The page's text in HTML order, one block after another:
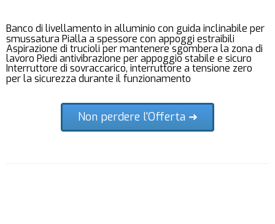
Banco di livellamento in alluminio con guida inclinabile per
smussatura Pialla a spessore con appoggi estraibili
Aspirazione di trucioli per mantenere sgombera la zona di
lavoro Piedi antivibrazione per appoggio stabile e sicuro
Interruttore di sovraccarico, interruttore a tensione zero
per la sicurezza durante il funzionamento
Non perdere l'Offerta ➜